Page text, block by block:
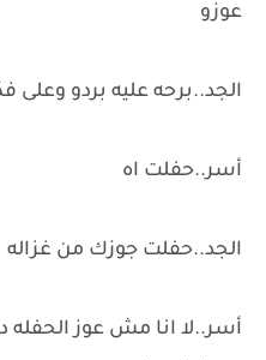
عوزو
الجد..برحه عليه بردو وعلى
أسر..حفلت اه
الجد..حفلت جوزك من غزاله
أسر..لا انا مش عوز